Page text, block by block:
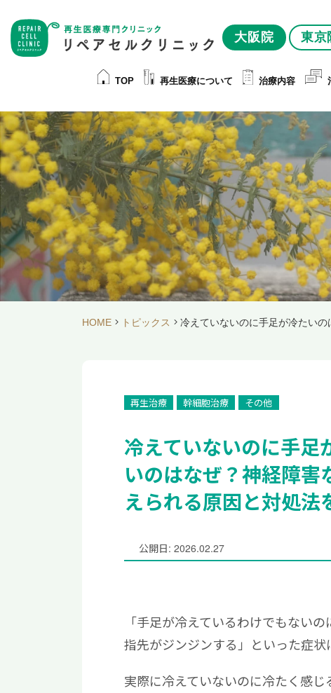
大阪院 東京
TOP 再生医療について 治療内容
HOME トピックス 冷えていないのに手足が冷たい
再生治療 幹細胞治療 その他
冷えていないのに手足
いのはなぜ？神経障害
えられる原因と対処法
公開日: 2026.02.27
「手足が冷えているわけでもない
指先がジンジンする」といった症
実際に冷えていないのに冷たく感じ